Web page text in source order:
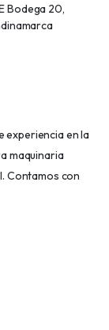
Bodega 20,
experiencia en la
maquinaria
Contamos con